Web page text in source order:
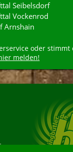
Seibelsdorf
Vockenrod
Arnshain
oder stimmt
melden!